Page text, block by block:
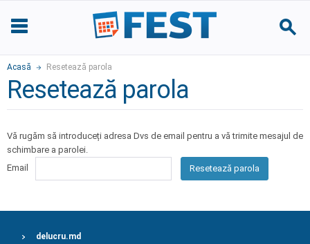
Acasă Resetează parola
Resetează parola
Vă rugăm să introduceți adresa Dvs de email pentru a vă trimite mesajul de
schimbare a parolei.
Email
Resetează parola
delucru.md